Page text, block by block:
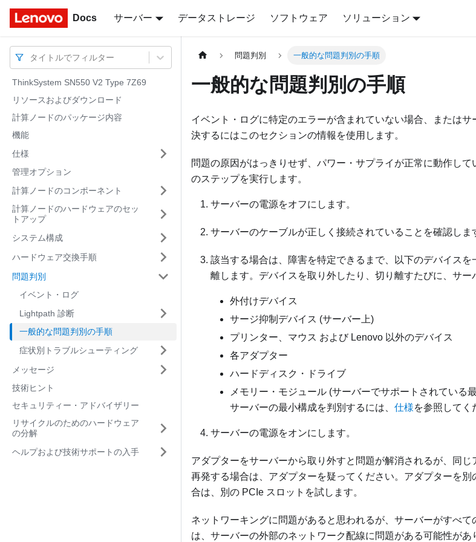
Docs サーバー データストレージ ソフトウェア ソリューション
Docs
タイトルでフィルター
ThinkSystem SN550 V2 Type 7Z69
リソースおよびダウンロード
計算ノードのパッケージ内容
機能
仕様
管理オプション
計算ノードのコンポーネント
計算ノードのハードウェアのセッ
トアップ
システム構成
ハードウェア交換手順
問題判別
イベント・ログ
Lightpath 診断
一般的な問題判別の手順
症状別トラブルシューティング
メッセージ
技術ヒント
セキュリティー・アドバイザリー
リサイクルのためのハードウェア
の分解
ヘルプおよび技術サポートの入手
問題判別 一般的な問題判別の手順
一般的な問題判別の手順
イベント・ログに特定のエラーが含まれていない場合、または
決するにはこのセクションの情報を使用します。
問題の原因がはっきりせず、パワー・サプライが正常に動作し
のステップを実行します。
サーバーの電源をオフにします。
サーバーのケーブルが正しく接続されていることを確認しま
該当する場合は、障害を特定できるまで、以下のデバイスを
離します。デバイスを取り外したり、切り離すたびに、サー
外付けデバイス
サージ抑制デバイス (サーバー上)
プリンター、マウス および Lenovo 以外のデバイス
各アダプター
ハードディスク・ドライブ
メモリー・モジュール (サーバーでサポートされている
サーバーの最小構成を判別するには、 仕様を参照してく
サーバーの電源をオンにします。
アダプターをサーバーから取り外すと問題が解消されるが、同
再発する場合は、アダプターを疑ってください。アダプターを
合は、別の PCIe スロットを試します。
ネットワーキングに問題があると思われるが、サーバーがすべ
は、サーバーの外部のネットワーク配線に問題がある可能性があ